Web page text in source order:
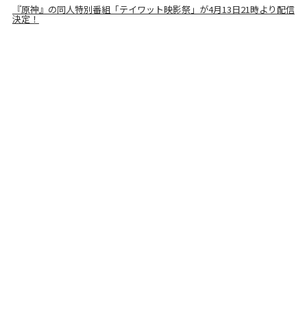
『原神』の同人特別番組「テイワット映影祭」が4月13日21時より配信
決定！